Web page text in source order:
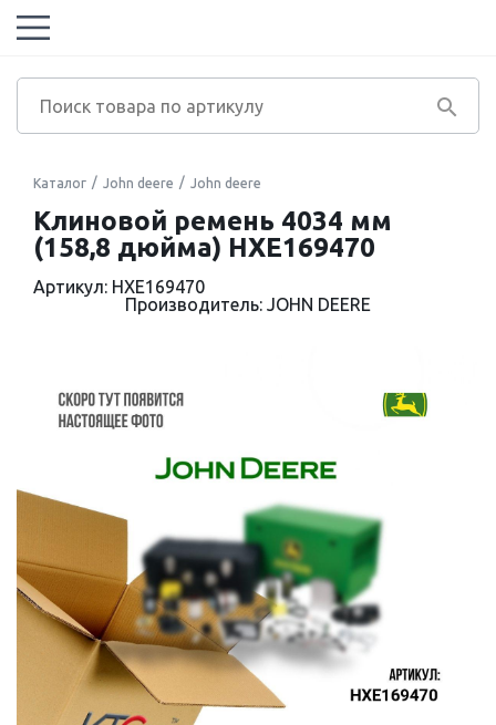
Каталог John deere John deere
Клиновой ремень 4034 мм
(158,8 дюйма) HXE169470
Артикул: HXE169470
Производитель: JOHN DEERE